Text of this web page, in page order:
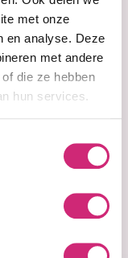
met onze
en analyse. Deze
met andere
die ze hebben
hun services.
THERAPY